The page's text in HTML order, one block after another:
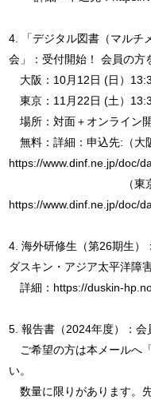
4. 「デジタル図書（マルチ
会」：受付開始！ 会員の方
大阪：10月12日 (日）
東京：11月22日 (土）
場所：対面＋オンライン
無料：詳細：申込先:（大
https://www.dinf.ne.jp/doc/
（東京
https://www.dinf.ne.jp/doc/
4. 海外研修生（第26期生）
ダスキン・アジア太平洋障
詳細：https://duskin-
5. 報告書（2024年度）：会
ご希望の方は本メールへ
い。
数量に限りがあります。